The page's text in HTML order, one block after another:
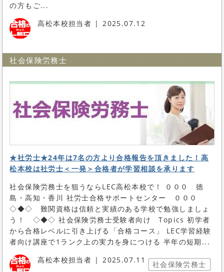
の方もご...
高松本校担当者
2025.07.12
社会保険労務士
★社労士★24年は7名の方より合格報告を頂きました！高
松本校は社労士＜一発＞合格者が学習相談を承ります
社会保険労務士を狙うならLEC高松本校で！ ０００ 徳
島・高知・香川 社労士合格サポートセンター ０００
◇◆◇ 難関資格は信頼と実績のある学校で勉強しましょ
う！ ◇◆◇ 社会保険労務士受験者向け Topics 初学者
から合格レベルに引き上げる「合格コース」 LEC学習経験
者向け講座で1ランク上の実力を身につける 半年の短期...
高松本校担当者
2025.07.11 社会保険労務士